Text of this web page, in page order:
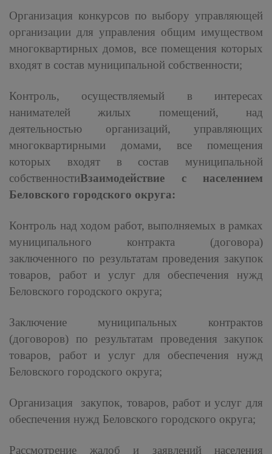
Организация конкурсов по выбору управляющей
организации для управления общим имуществом
многоквартирных домов, все помещения которых
входят в состав муниципальной собственности;
Контроль, осуществляемый в интересах
нанимателей жилых помещений, над
деятельностью организаций, управляющих
многоквартирными домами, все помещения
которых входят в состав муниципальной
собственностиВзаимодействие с населением
Беловского городского округа:
Контроль над ходом работ, выполняемых в рамках
муниципального контракта (договора)
заключенного по результатам проведения закупок
товаров, работ и услуг для обеспечения нужд
Беловского городского округа;
Заключение муниципальных контрактов
(договоров) по результатам проведения закупок
товаров, работ и услуг для обеспечения нужд
Беловского городского округа;
Организация закупок, товаров, работ и услуг для
обеспечения нужд Беловского городского округа;
Рассмотрение жалоб и заявлений населения